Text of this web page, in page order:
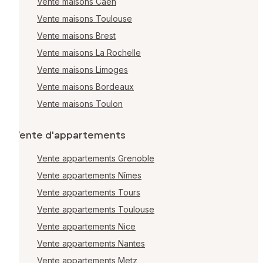
Vente maisons Toulouse
Vente maisons Brest
Vente maisons La Rochelle
Vente maisons Limoges
Vente maisons Bordeaux
Vente maisons Toulon
Vente d'appartements
Vente appartements Grenoble
Vente appartements Nîmes
Vente appartements Tours
Vente appartements Toulouse
Vente appartements Nice
Vente appartements Nantes
Vente appartements Metz